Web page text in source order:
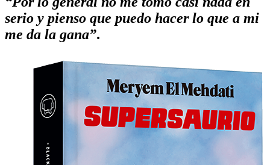
serio y pienso que puedo hacer lo que a mi
me da la gana”.